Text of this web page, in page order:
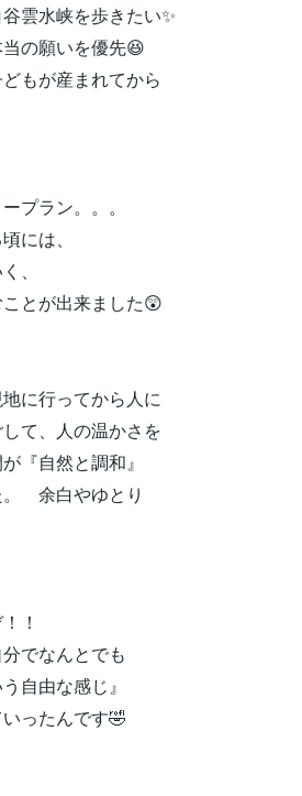
雲水峡を歩きたい✨
の願いを優先😆
もが産まれてから
プラン。。。
には、
、
とが出来ました😲
に行ってから人に
て、人の温かさを
『自然と調和』
。 余白やゆとり
！
でなんとでも
自由な感じ』
ったんです🤣